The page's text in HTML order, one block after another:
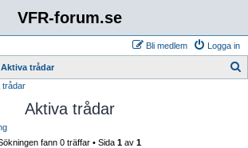
VFR-forum.se
Logga in
Bli medlem
Aktiva trådar
trådar
Aktiva trådar
fann 0 träffar • Sida 1 av 1